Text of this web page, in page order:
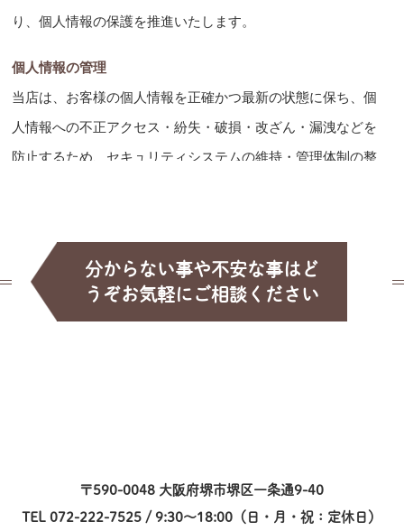
り、個人情報の保護を推進いたします。
個人情報の管理
当店は、お客様の個人情報を正確かつ最新の状態に保ち、個
人情報への不正アクセス・紛失・破損・改ざん・漏洩などを
防止するため、セキュリティシステムの維持・管理体制の整
個人情報の利用目的
お客様からお預かりした個人情報は、当店からのご連絡や業
務のご案内やご質問に対する回答として、電子メールや資料
示いたしません。
・お客様の同意がある場合
分からない事や不安な事はど
うぞお気軽にご相談ください
〒590-0048 大阪府堺市堺区一条通9-40
TEL 072-222-7525 / 9:30～18:00（日・月・祝：定休日）